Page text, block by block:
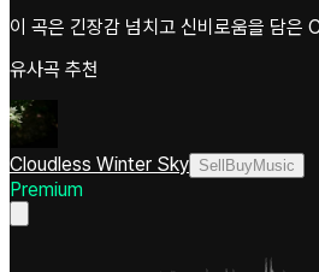
이 곡은 긴장감 넘치고 신비로움을 담은
유사곡 추천
Cloudless Winter Sky SellBuyMusic
Premium